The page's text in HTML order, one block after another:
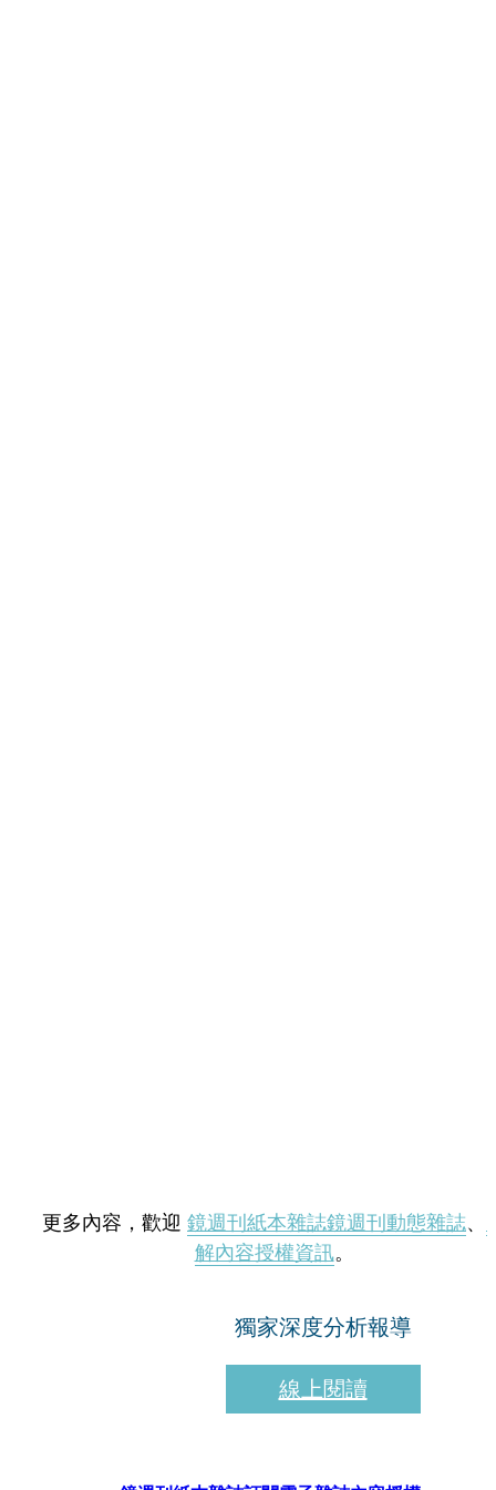
更多內容，歡迎 鏡週刊紙本雜誌鏡週刊動態雜誌、
解內容授權資訊。
獨家深度分析報導
線上閱讀